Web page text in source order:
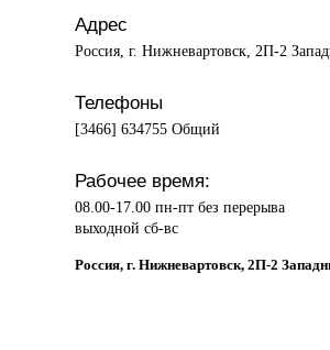
Адрес
Россия, г. Нижневартовск, 2П-2
Телефоны
[3466] 634755 Общий
Рабочее время:
08.00-17.00 пн-пт без перерыва
выходной сб-вс
Россия, г. Нижневартовск, 2П-2